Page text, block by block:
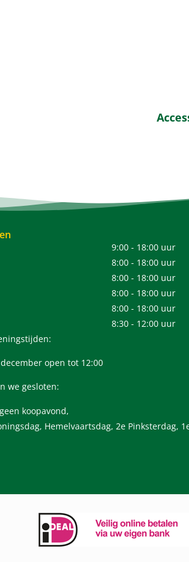
9:00 - 18:00 uur
8:00 - 18:00 uur
8:00 - 18:00 uur
8:00 - 18:00 uur
8:00 - 18:00 uur
8:30 - 12:00 uur
open tot 12:00
we gesloten:
koopavond,
Hemelvaartsdag, 2e Pinksterdag,